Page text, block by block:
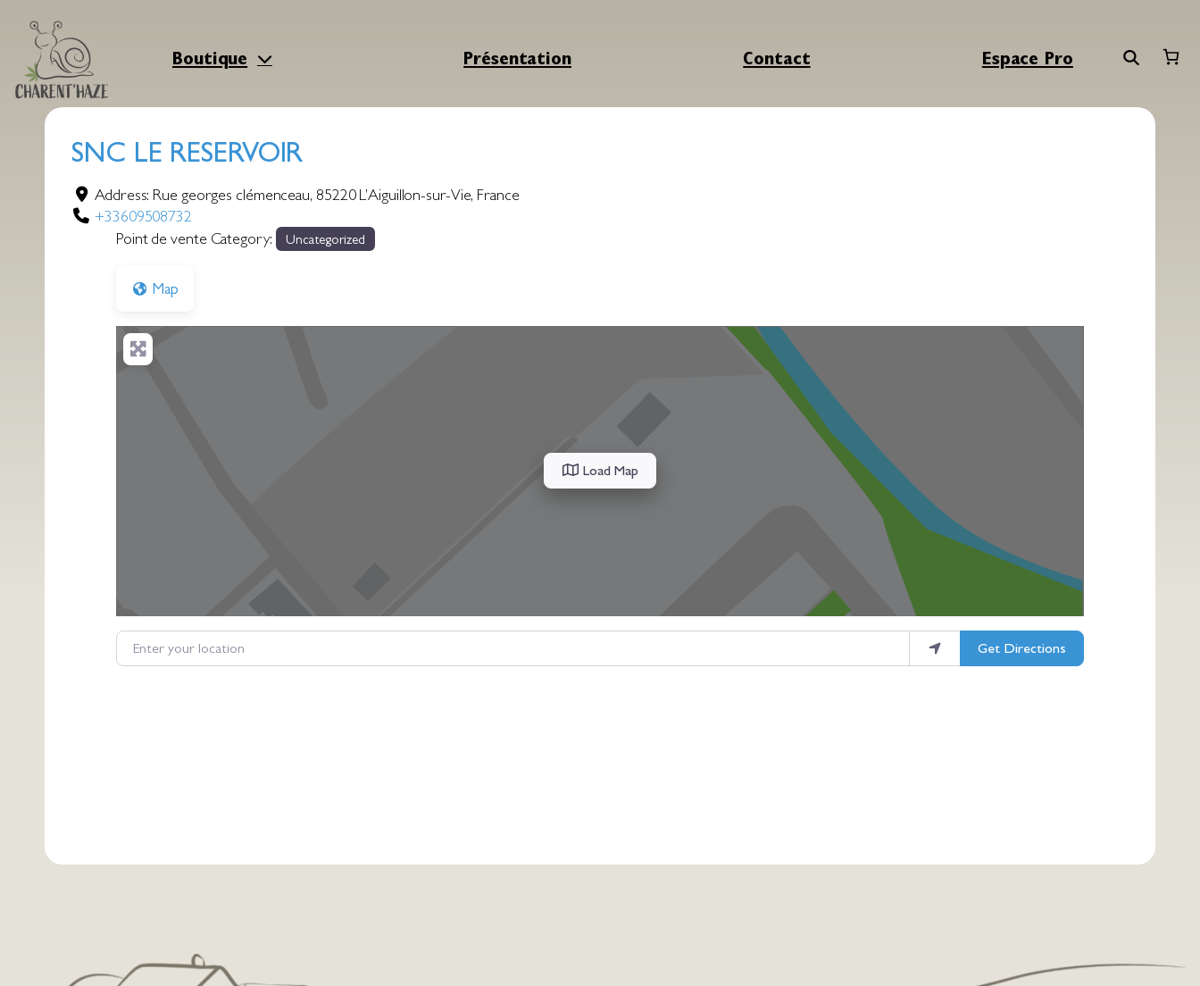
contenu
Boutique Présentation Contact Espace Pro
SNC LE RESERVOIR
Address: Rue georges clémenceau, 85220 L’Aiguillon-sur-Vie, France
+33609508732
Point de vente Category:
Uncategorized
Map
Load Map
Enter your location
Get Directions